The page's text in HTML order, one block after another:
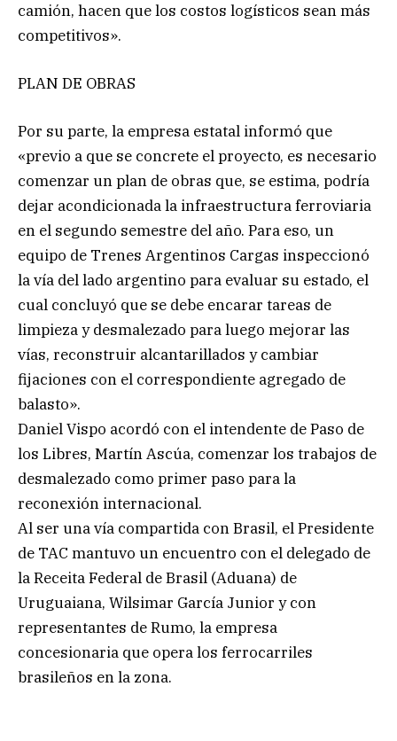
camión, hacen que los costos logísticos sean más
competitivos».
PLAN DE OBRAS
Por su parte, la empresa estatal informó que
«previo a que se concrete el proyecto, es necesario
comenzar un plan de obras que, se estima, podría
dejar acondicionada la infraestructura ferroviaria
en el segundo semestre del año. Para eso, un
equipo de Trenes Argentinos Cargas inspeccionó
la vía del lado argentino para evaluar su estado, el
cual concluyó que se debe encarar tareas de
limpieza y desmalezado para luego mejorar las
vías, reconstruir alcantarillados y cambiar
fijaciones con el correspondiente agregado de
balasto».
Daniel Vispo acordó con el intendente de Paso de
los Libres, Martín Ascúa, comenzar los trabajos de
desmalezado como primer paso para la
reconexión internacional.
Al ser una vía compartida con Brasil, el Presidente
de TAC mantuvo un encuentro con el delegado de
la Receita Federal de Brasil (Aduana) de
Uruguaiana, Wilsimar García Junior y con
representantes de Rumo, la empresa
concesionaria que opera los ferrocarriles
brasileños en la zona.